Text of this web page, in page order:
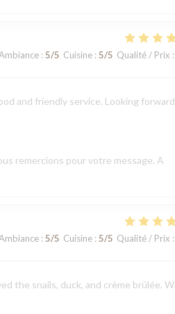
: 5/5 Cuisine: 5/5 Qualité / Prix :
and friendly service. Looking
remercions pour votre message. A
: 5/5 Cuisine: 5/5 Qualité / Prix :
the snails, duck, and crème brûlée.